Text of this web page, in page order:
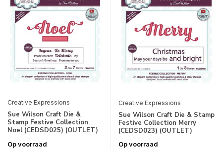
Creative Expressions
Sue Wilson Craft Die &
Stamp Festive Collection
Noel (CEDSD025) (OUTLET)
Op voorraad
Creative Expressions
Sue Wilson Craft Die & Stamp
Festive Collection Merry
(CEDSD023) (OUTLET)
Op voorraad